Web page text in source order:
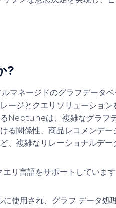
?
マネージドのグラフデータ
ージとクエリソリューション
Neptuneは、複雑なグラフ
る関係性、商品レコメンデ
、複雑なリレーショナルデー
リ言語をサポートしています
に使用され、グラフ データ処